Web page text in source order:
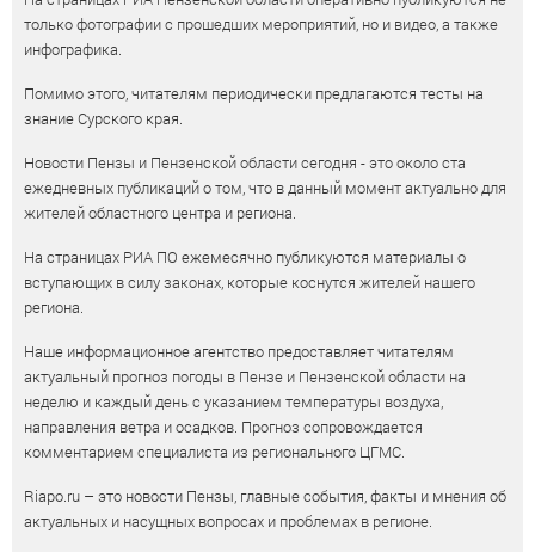
только фотографии с прошедших мероприятий, но и видео, а также
инфографика.
Помимо этого, читателям периодически предлагаются тесты на
знание Сурского края.
Новости Пензы и Пензенской области сегодня - это около ста
ежедневных публикаций о том, что в данный момент актуально для
жителей областного центра и региона.
На страницах РИА ПО ежемесячно публикуются материалы о
вступающих в силу законах, которые коснутся жителей нашего
региона.
Наше информационное агентство предоставляет читателям
актуальный прогноз погоды в Пензе и Пензенской области на
неделю и каждый день с указанием температуры воздуха,
направления ветра и осадков. Прогноз сопровождается
комментарием специалиста из регионального ЦГМС.
Riapo.ru – это новости Пензы, главные события, факты и мнения об
актуальных и насущных вопросах и проблемах в регионе.